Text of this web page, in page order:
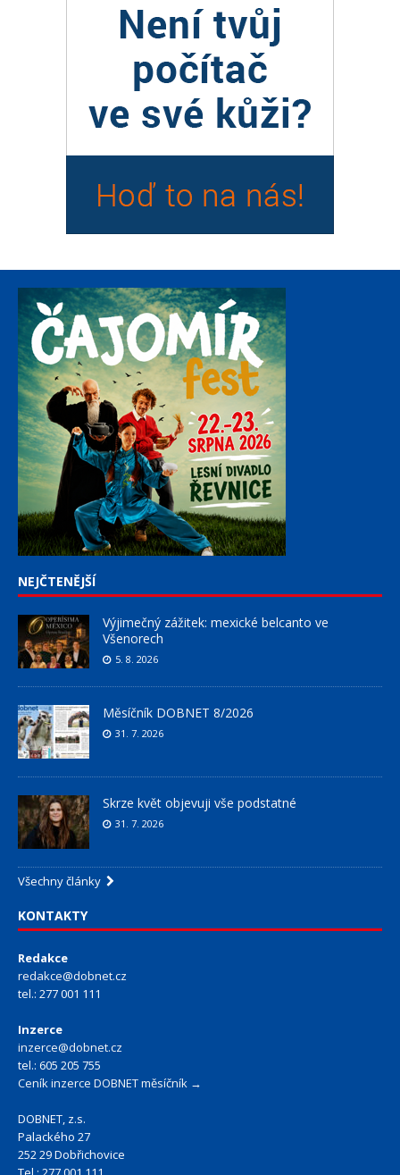
NEJČTENĚJŠÍ
Výjimečný zážitek: mexické belcanto ve
Všenorech
5. 8. 2026
Měsíčník DOBNET 8/2026
31. 7. 2026
Skrze květ objevuji vše podstatné
31. 7. 2026
Všechny články
KONTAKTY
Redakce
redakce@dobnet.cz
tel.: 277 001 111
Inzerce
inzerce@dobnet.cz
tel.: 605 205 755
Ceník inzerce DOBNET měsíčník →
DOBNET, z.s.
Palackého 27
252 29 Dobřichovice